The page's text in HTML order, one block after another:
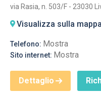
via Rasia, n. 503/F - 23030
Visualizza sulla mappa
Telefono: Mostra
Sito internet: Mostra
Dettaglio